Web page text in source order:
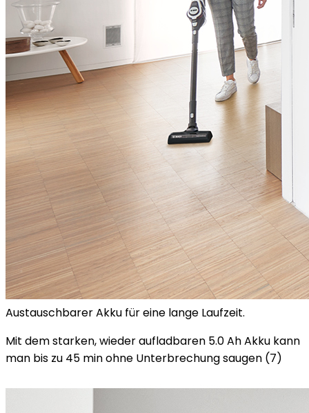
Austauschbarer Akku für eine lange Laufzeit.
Mit dem starken, wieder aufladbaren 5.0 Ah Akku kann
man bis zu 45 min ohne Unterbrechung saugen (7)